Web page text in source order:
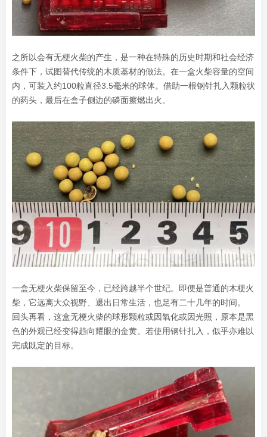
之所以会有无梗火柴的产生，是一种在特殊的历史时期和社会经济
条件下，试图替代传统的木质基材的做法。在一盒火柴容量的空间
内，可装入约100粒直径3.5毫米的球体。借助一根钢针扎入颗粒状
的药头，最后在盒子侧边的磷面擦燃出火。
一盒无梗火柴保留至今，已经跨越半个世纪。即便是普通的木梗火
柴，它远离大众视野、退出日常生活，也足有二十几年的时间。
回头再看，这盒无梗火柴的球形颗粒或因氧化或因光照，原本是黑
色的外观已经变得趋向耀眼的金黄。若使用钢针扎入，似乎亦难以
完成既定的目标。